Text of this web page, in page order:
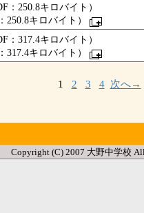
：250.8キロバイト）
250.8キロバイト）
：317.4キロバイト）
317.4キロバイト）
1 2 3 4 次へ→
Copyright (C) 2007 大野中学校